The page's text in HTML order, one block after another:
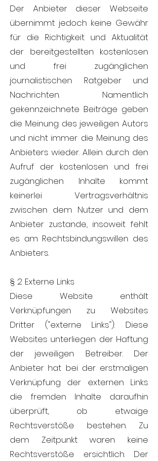
Der Anbieter dieser Webseite
übernimmt jedoch keine Gewähr
für die Richtigkeit und Aktualität
der bereitgestellten kostenlosen
und frei zugänglichen
journalistischen Ratgeber und
Nachrichten. Namentlich
gekennzeichnete Beiträge geben
die Meinung des jeweiligen Autors
und nicht immer die Meinung des
Anbieters wieder. Allein durch den
Aufruf der kostenlosen und frei
zugänglichen Inhalte kommt
keinerlei Vertragsverhältnis
zwischen dem Nutzer und dem
Anbieter zustande, insoweit fehlt
es am Rechtsbindungswillen des
Anbieters.
§ 2 Externe Links
Diese Website enthält
Verknüpfungen zu Websites
Dritter ("externe Links"). Diese
Websites unterliegen der Haftung
der jeweiligen Betreiber. Der
Anbieter hat bei der erstmaligen
Verknüpfung der externen Links
die fremden Inhalte daraufhin
überprüft, ob etwaige
Rechtsverstöße bestehen. Zu
dem Zeitpunkt waren keine
Rechtsverstöße ersichtlich. Der